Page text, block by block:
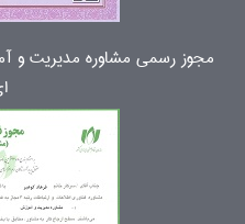
مجوز رسمی مشاوره مدیریت و